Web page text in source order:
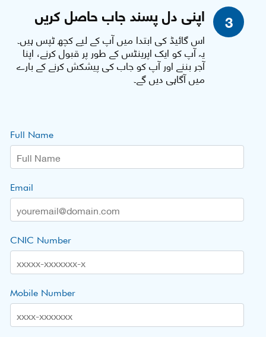
3 اپنی دل پسند جاب حاصل کریں
اس گائیڈ کی ابتدا میں آپ کے لیے کچھ ٹپس ہیں۔
یہ آپ کو ایک اپرینٹس کے طور پر قبول کرنے، اپنا
آجر بننے اور آپ کو جاب کی پیشکش کرنے کے بارے
میں آگاہی دیں گے۔
Full Name
Email
CNIC Number
Mobile Number